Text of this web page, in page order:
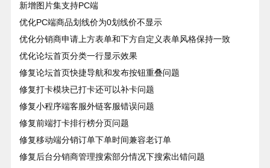
新增图片集支持PC端
优化PC端商品划线价为0划线价不显示
优化分销商申请上方表单和下方自定义表单风格保持一致
优化论坛首页分类一行显示效果
修复论坛首页快捷导航和发布按钮重叠问题
修复打卡模块已打卡还可以补卡问题
修复小程序端客服外链客服错误问题
修复前端打卡排行榜分页问题
修复移动端分销订单下单时间兼容老订单
修复后台分销商管理搜索部分情况下搜索出错问题